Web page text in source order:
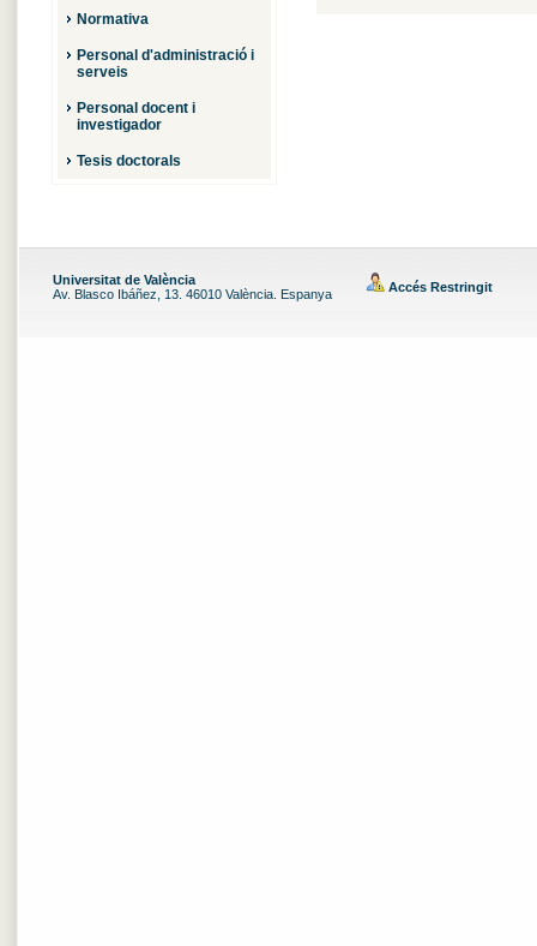
Normativa
Personal d'administració i
serveis
Personal docent i
investigador
Tesis doctorals
Universitat de València
Av. Blasco Ibáñez, 13. 46010 València. Espanya
Accés Restringit